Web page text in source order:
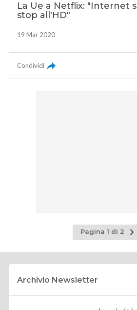
La Ue a Netflix: "Internet
stop all'HD"
19 Mar 2020
Condividi
Pagina 1 di 2
Archivio Newsletter